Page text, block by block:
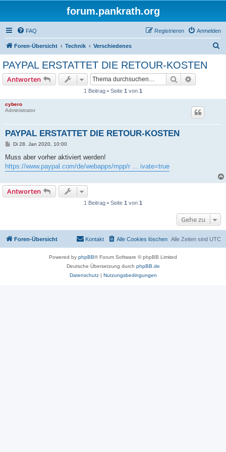
forum.pankrath.org
FAQ Anmelden
Registrieren
Foren-Übersicht Technik Verschiedenes
PAYPAL ERSTATTET DIE RETOUR-KOSTEN
Antworten Suche
1 Beitrag • Seite 1 von 1
cybero
Administrator
PAYPAL ERSTATTET DIE RETOUR-KOSTEN
B
i
r
Di 28. Jan 2020, 10:00
Muss aber vorher aktiviert werden!
https://www.paypal.com/de/webapps/mpp/r ... ivate=true
Antworten
1 Beitrag • Seite 1 von 1
Gehe zu
Foren-Übersicht Alle Zeiten sind UTC
Alle Cookies löschen
Kontakt
Powered by phpBB® Forum Software © phpBB Limited
Deutsche Übersetzung durch phpBB.de
Datenschutz| Nutzungsbedingungen